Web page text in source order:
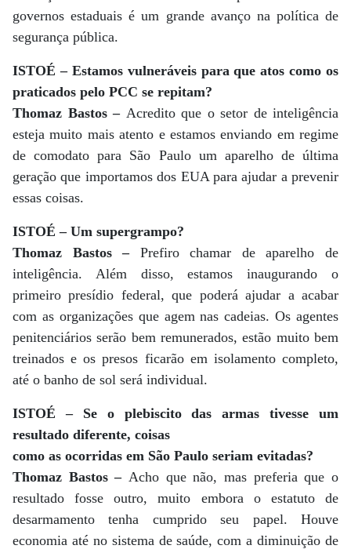
governos estaduais é um grande avanço na política de
segurança pública.
ISTOÉ – Estamos vulneráveis para que atos como os
praticados pelo PCC se repitam?
Thomaz Bastos – Acredito que o setor de inteligência
esteja muito mais atento e estamos enviando em regime
de comodato para São Paulo um aparelho de última
geração que importamos dos EUA para ajudar a prevenir
essas coisas.
ISTOÉ – Um supergrampo?
Thomaz Bastos – Prefiro chamar de aparelho de
inteligência. Além disso, estamos inaugurando o
primeiro presídio federal, que poderá ajudar a acabar
com as organizações que agem nas cadeias. Os agentes
penitenciários serão bem remunerados, estão muito bem
treinados e os presos ficarão em isolamento completo,
até o banho de sol será individual.
ISTOÉ – Se o plebiscito das armas tivesse um
resultado diferente, coisas
como as ocorridas em São Paulo seriam evitadas?
Thomaz Bastos – Acho que não, mas preferia que o
resultado fosse outro, muito embora o estatuto de
desarmamento tenha cumprido seu papel. Houve
economia até no sistema de saúde, com a diminuição de